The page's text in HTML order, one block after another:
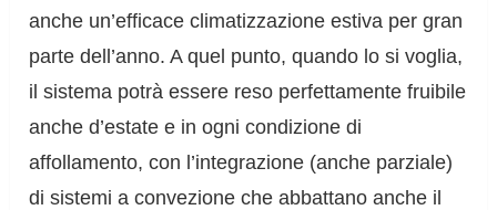
anche un’efficace climatizzazione estiva per gran
parte dell’anno. A quel punto, quando lo si voglia,
il sistema potrà essere reso perfettamente fruibile
anche d’estate e in ogni condizione di
affollamento, con l’integrazione (anche parziale)
di sistemi a convezione che abbattano anche il